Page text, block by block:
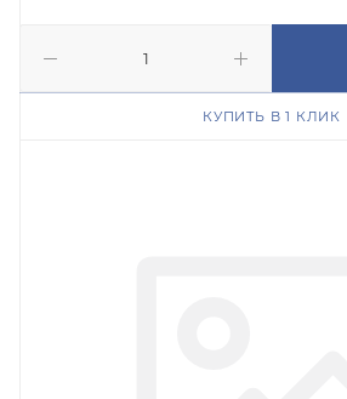
КУПИТЬ В 1 КЛИК